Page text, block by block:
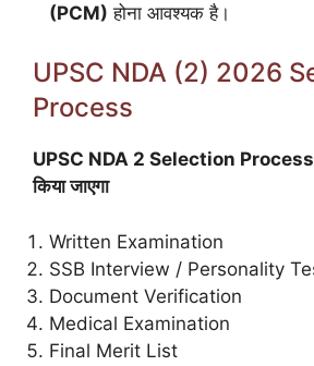
(PCM) होना आवश्यक है।
UPSC NDA (2) 2026
Process
UPSC NDA 2 Selection Process
किया जाएगा
Written Examination
SSB Interview / Personality
Document Verification
Medical Examination
Final Merit List